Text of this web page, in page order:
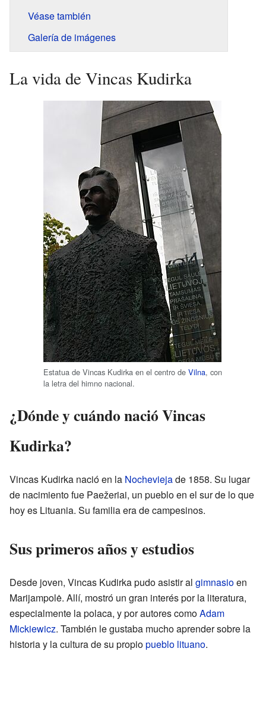
Véase también
Galería de imágenes
La vida de Vincas Kudirka
Estatua de Vincas Kudirka en el centro de Vilna, con
la letra del himno nacional.
¿Dónde y cuándo nació Vincas
Kudirka?
Vincas Kudirka nació en la Nocheviejade 1858. Su lugar
de nacimiento fue Paežeriai, un pueblo en el sur de lo que
hoy es Lituania. Su familia era de campesinos.
Sus primeros años y estudios
Desde joven, Vincas Kudirka pudo asistir al gimnasioen
Marijampolė. Allí, mostró un gran interés por la literatura,
especialmente la polaca, y por autores comoAdam
Mickiewicz. También le gustaba mucho aprender sobre la
historia y la cultura de su propiopueblo lituano.